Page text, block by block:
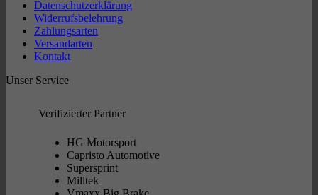
Datenschutzerklärung
Widerrufsbelehrung
Zahlungsarten
Versandarten
Kontakt
Unser Service
Verifizierter Partner
HG Motorsport
Capristo Automotive
Supersprint
Milltek